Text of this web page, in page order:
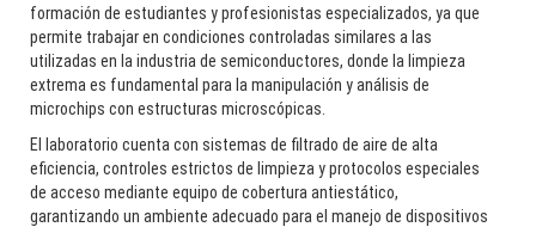
formación de estudiantes y profesionistas especializados, ya que
permite trabajar en condiciones controladas similares a las
utilizadas en la industria de semiconductores, donde la limpieza
extrema es fundamental para la manipulación y análisis de
microchips con estructuras microscópicas.
El laboratorio cuenta con sistemas de filtrado de aire de alta
eficiencia, controles estrictos de limpieza y protocolos especiales
de acceso mediante equipo de cobertura antiestático,
garantizando un ambiente adecuado para el manejo de dispositivos